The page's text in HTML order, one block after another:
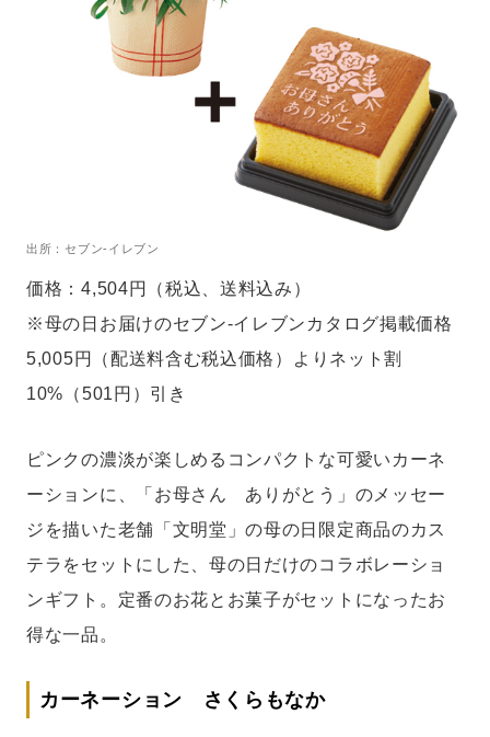
出所：セブン-イレブン
価格：4,504円（税込、送料込み）
※母の日お届けのセブン‐イレブンカタログ掲載価格
5,005円（配送料含む税込価格）よりネット割
10%（501円）引き
ピンクの濃淡が楽しめるコンパクトな可愛いカーネ
ーションに、「お母さん ありがとう」のメッセー
ジを描いた老舗「文明堂」の母の日限定商品のカス
テラをセットにした、母の日だけのコラボレーショ
ンギフト。定番のお花とお菓子がセットになったお
得な一品。
カーネーション さくらもなか